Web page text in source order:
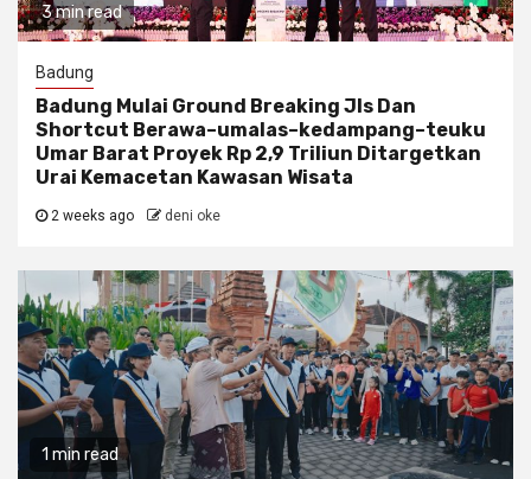
3 min read
Badung
Badung Mulai Ground Breaking Jls Dan
Shortcut Berawa–umalas–kedampang–teuku
Umar Barat Proyek Rp 2,9 Triliun Ditargetkan
Urai Kemacetan Kawasan Wisata
2 weeks ago deni oke
1 min read